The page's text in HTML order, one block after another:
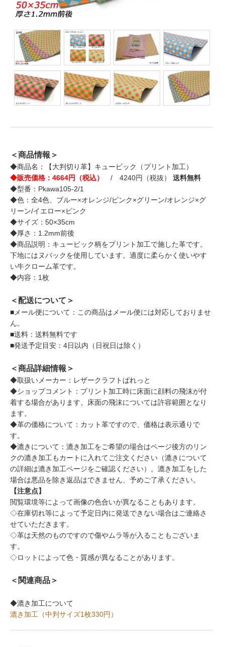
＜商品情報＞
◆商品名：【大判切り革】キュービック（プリント加工）
◆販売価格：4664円（税込）
/ 4240円（税抜） 送料無料
◆型番：Pkawa105-2/1
◆色：全4色、ブルー×オレンジ/ピンク×グリーン/オレンジ×グ
リーン/イエロー×ピンク
◆サイズ：50×35cm
◆厚さ：1.2mm前後
◆商品説明：キュービック柄をプリント加工で施した革です。
下地にはヌバックを使用しています。適度に柔らかく使いやす
い牛クローム革です。
◆内容：1枚
＜配送について＞
■メール便について：この商品はメール便には対応しておりませ
ん。
■送料：送料無料です
■発送予定目安：4日以内（日祝日は除く）
＜商品詳細情報＞
◆取扱いメーカー：レザークラフトぱれっと
◆ショップコメント：プリント加工時に床面に顔料の飛沫が付
着する場合があります。床面の飛沫については許容範囲となり
ます。
◆革の価格について：カット革ですので、価格は表示通りで
す。
◆漉きについて：漉き加工をご希望の場合はページ後方のリン
クの漉き加工もカートに入れてご注文ください（漉きについて
の詳細は漉き加工ページをご確認ください）。漉き加工をした
場合は悪品を除き返品はできません、予めご了承ください。
【注意点】
閲覧環境等によって画像の色合いが異なることもあります。
◇在庫切れ等によって予定日内に発送できない場合はご連絡さ
せていただきます。
◇革は天然のものですので傷やムラ等が入ることもございま
す。
◇ロットによって色・質感が異なることがあります。
＜関連商品＞
◆漉き加工について
漉き加工（中判サイズ1枚330円）